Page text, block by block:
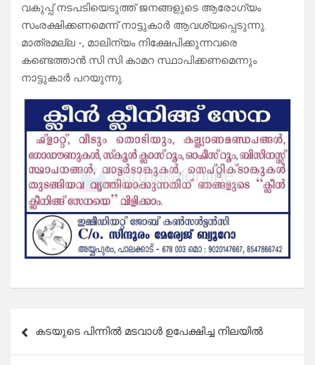
വകുപ്പ് നടപടിയെടുത്ത് ജനങ്ങളുടെ ആരോഗ്യം
സംരക്ഷിക്കണമെന്ന് നാട്ടുകാർ ആവശ്യപ്പെടുന്നു.
മാത്രമല്ല -, മാലിന്യം നിക്ഷേപിക്കുന്നവരെ
കണ്ടെത്താൻ സി സി കാമറ സ്ഥാപിക്കണമെന്നും
നാട്ടുകാർ പറയുന്നു.
navigation
കടയുടെ പിന്നിൽ മടവാൾ ഉപേക്ഷിച്ച നിലയിൽ